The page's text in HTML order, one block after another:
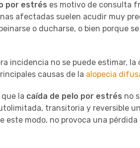
por estrés es motivo de consulta
afectadas suelen acudir muy
o ducharse, o bien porque
incidencia no se puede estimar,
causas de la alopecia
la caída de pelo por estrés no
transitoria y reversible
este modo, no provoca una